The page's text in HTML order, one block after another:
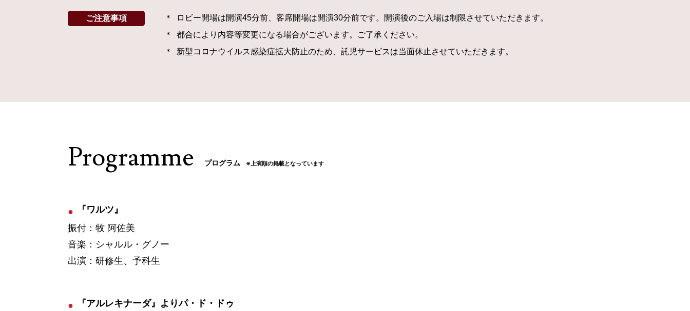
ご注意事項
ロビー開場は開演45分前、客席開場は開演30分前です。開演後のご入場は制限させていただきます。
都合により内容等変更になる場合がございます。ご了承ください。
新型コロナウイルス感染症拡大防止のため、託児サービスは当面休止させていただきます。
Programme プログラム ※上演順の掲載となっています
『ワルツ』
振付：牧 阿佐美
音楽：シャルル・グノー
出演：研修生、予科生
『アルレキナーダ』よりパ・ド・ドゥ